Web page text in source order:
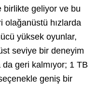
birlikte geliyor ve bu
olağanüstü hızlarda
yüksek oyunlar,
seviye bir deneyim
geri kalmıyor; 1 TB
geniş bir